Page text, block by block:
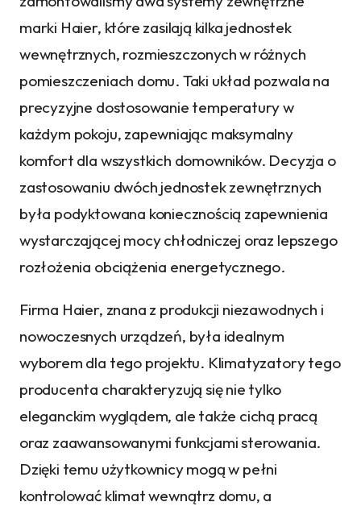
marki Haier, które zasilają kilka jednostek
wewnętrznych, rozmieszczonych w różnych
pomieszczeniach domu. Taki układ pozwala na
precyzyjne dostosowanie temperatury w
każdym pokoju, zapewniając maksymalny
komfort dla wszystkich domowników. Decyzja o
zastosowaniu dwóch jednostek zewnętrznych
była podyktowana koniecznością zapewnienia
wystarczającej mocy chłodniczej oraz lepszego
rozłożenia obciążenia energetycznego.
Firma Haier, znana z produkcji niezawodnych i
nowoczesnych urządzeń, była idealnym
wyborem dla tego projektu. Klimatyzatory tego
producenta charakteryzują się nie tylko
eleganckim wyglądem, ale także cichą pracą
oraz zaawansowanymi funkcjami sterowania.
Dzięki temu użytkownicy mogą w pełni
kontrolować klimat wewnątrz domu, a